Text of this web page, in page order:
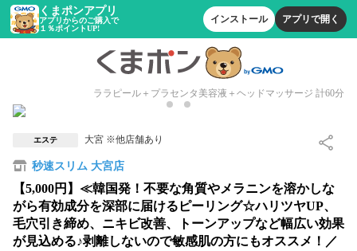
くまポンアプリ
アプリからのご購入で
１％ポイントUP!
インストール アプリで開く
ララピール＋プラセンタ美容液＋ヘッドマッサージ 計60分
エステ 大宮 ※他店舗あり
秒速スリム 大宮店
【5,000円】≪韓国発！不要な角質やメラニンを溶かしな
がら有効成分を深部に届けるピーリング☆ハリツヤUP、
毛穴引き締め、ニキビ改善、トーンアップなど幅広い効果
が見込める♪剥離しないので敏感肌の方にもオススメ！／